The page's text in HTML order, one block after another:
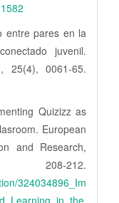
entre pares en la
juvenil.
25(4), 0061-65.
Quizizz as
European
and Research,
212.
324034896_Im